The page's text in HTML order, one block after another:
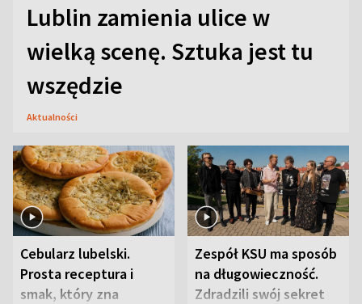
Lublin zamienia ulice w
wielką scenę. Sztuka jest tu
wszędzie
Aktualności
Cebularz lubelski.
Prosta receptura i
smak, który zna
Zespół KSU ma sposób
na długowieczność.
Zdradzili swój sekret